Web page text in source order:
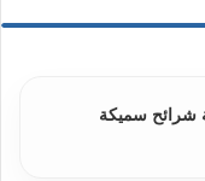
سميكة